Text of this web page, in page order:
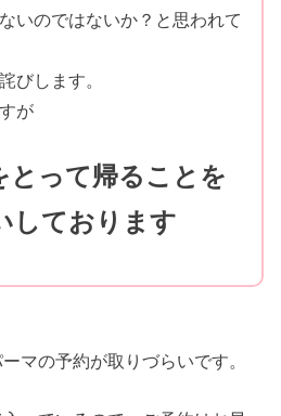
いのではないか？と思われて
びします。
が
とって帰ることを
しております
マの予約が取りづらいです。